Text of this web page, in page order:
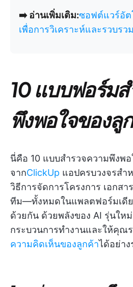
➡️ อ่านเพิ่มเติม:ซอฟต์แวร์อั
เพื่อการวิเคราะห์และรวบร
10 แบบฟอร์ม
พึงพอใจของ
นี่คือ 10 แบบสำรวจความพึงพ
จากClickUp แอปครบวงจรสำ
วิธีการจัดการโครงการ เอกส
ทีม—ทั้งหมดในแพลตฟอร์มเดีย
ด้วยกัน ด้วยพลังของ AI รุ่นใหม่
กระบวนการทำงานและให้คุณ
ความคิดเห็นของลูกค้าได้อย่าง